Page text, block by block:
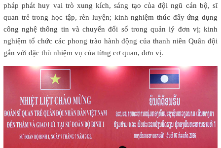
pháp phát huy vai trò xung kích, sáng tạo của đội ngũ cán bộ, sĩ
quan trẻ trong học tập, rèn luyện; kinh nghiệm thúc đẩy ứng dụng
công nghệ thông tin và chuyển đổi số trong quản lý đơn vị; kinh
nghiệm tổ chức các phong trào hành động của thanh niên Quân đội
gắn với đặc thù nhiệm vụ của từng cơ quan, đơn vị.